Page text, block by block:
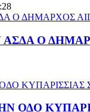
Ο
ΟΔΟ